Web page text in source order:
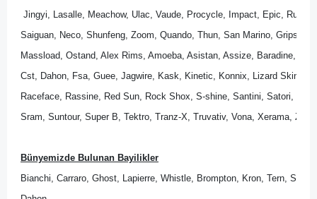
Jingyi, Lasalle, Meachow, Ulac, Vaude, Procycle, Impact, Epic,
Saiguan, Neco, Shunfeng, Zoom, Quando, Thun, San Marino,
Massload, Ostand, Alex Rims, Amoeba, Asistan, Assize, Baradine,
Cst, Dahon, Fsa, Guee, Jagwire, Kask, Kinetic, Konnix, Lizard Skins,
Raceface, Rassine, Red Sun, Rock Shox, S-shine, Santini, Satori,
Sram, Suntour, Super B, Tektro, Tranz-X, Truvativ, Vona, Xerama,
Bünyemizde Bulunan Bayilikler
Bianchi, Carraro, Ghost, Lapierre, Whistle, Brompton, Kron, Tern,